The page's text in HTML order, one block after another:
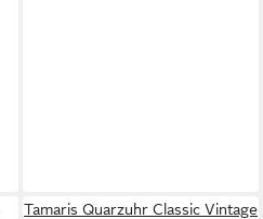
Tamaris Quarzuhr Classic Vintage